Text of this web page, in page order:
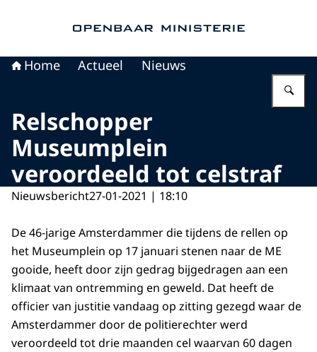
Home Actueel Nieuws
Relschopper
Museumplein
veroordeeld tot celstraf
Nieuwsbericht27-01-2021 | 18:10
De 46-jarige Amsterdammer die tijdens de rellen op
het Museumplein op 17 januari stenen naar de ME
gooide, heeft door zijn gedrag bijgedragen aan een
klimaat van ontremming en geweld. Dat heeft de
officier van justitie vandaag op zitting gezegd waar de
Amsterdammer door de politierechter werd
veroordeeld tot drie maanden cel waarvan 60 dagen